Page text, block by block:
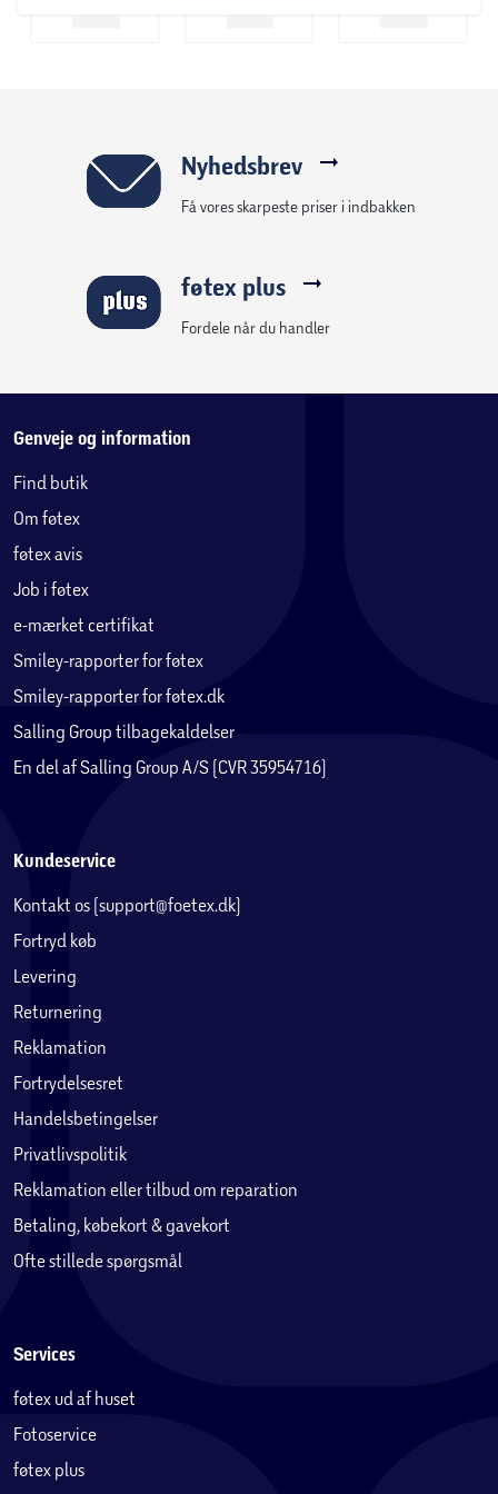
Boxmadrassen er opbygget på en robust og stabil
velfortjent nattesøvn.Nyhedsbrev
Få vores skarpeste priser i indbakken
føtex plus
Fordele når du handler
Genveje og information
Find butik
Om føtex
føtex avis
Job i føtex
e-mærket certifikat
Smiley-rapporter for føtex
Smiley-rapporter for føtex.dk
Salling Group tilbagekaldelser
En del af Salling Group A/S (CVR 35954716)
Kundeservice
Kontakt os (support@foetex.dk)
Fortryd køb
Levering
Returnering
Reklamation
Fortrydelsesret
Handelsbetingelser
Privatlivspolitik
Reklamation eller tilbud om reparation
Betaling, købekort & gavekort
Ofte stillede spørgsmål
Services
føtex ud af huset
Fotoservice
føtex plus